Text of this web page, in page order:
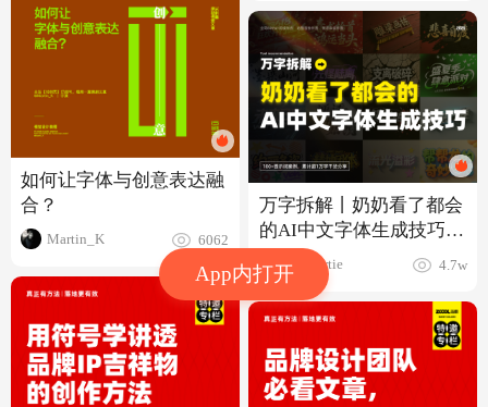
App内打开
如何让字体与创意表达融
合？
Martin_K 6062
万字拆解丨奶奶看了都会
的AI中文字体生成技巧
（100+提示词案例）
言川Artie 4.7w